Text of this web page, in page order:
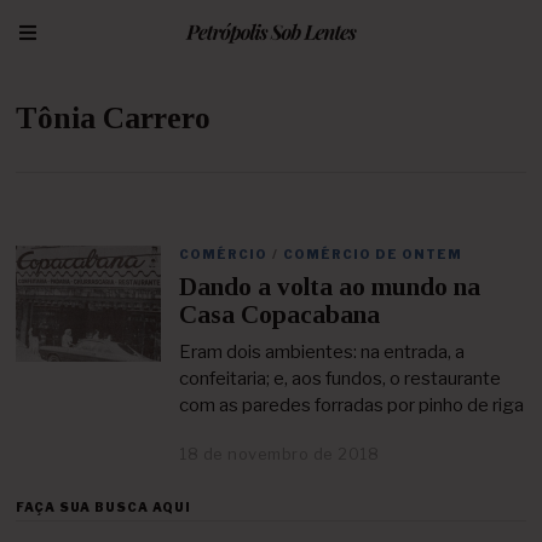
Tônia Carrero
COMÉRCIO / COMÉRCIO DE ONTEM
Dando a volta ao mundo na
Casa Copacabana
Eram dois ambientes: na entrada, a
confeitaria; e, aos fundos, o restaurante
com as paredes forradas por pinho de riga
FAÇA SUA BUSCA AQUI